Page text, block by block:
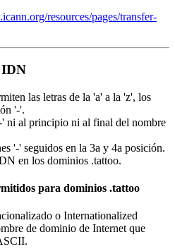
resources/pages/transfer-
IDN
las letras de la 'a' a la 'z', los
'-'.
ni al principio ni al final del nombre
'-' seguidos en la 3a y 4a posición.
en los dominios .tattoo.
para dominios .tattoo
o Internationalized
de dominio de Internet que